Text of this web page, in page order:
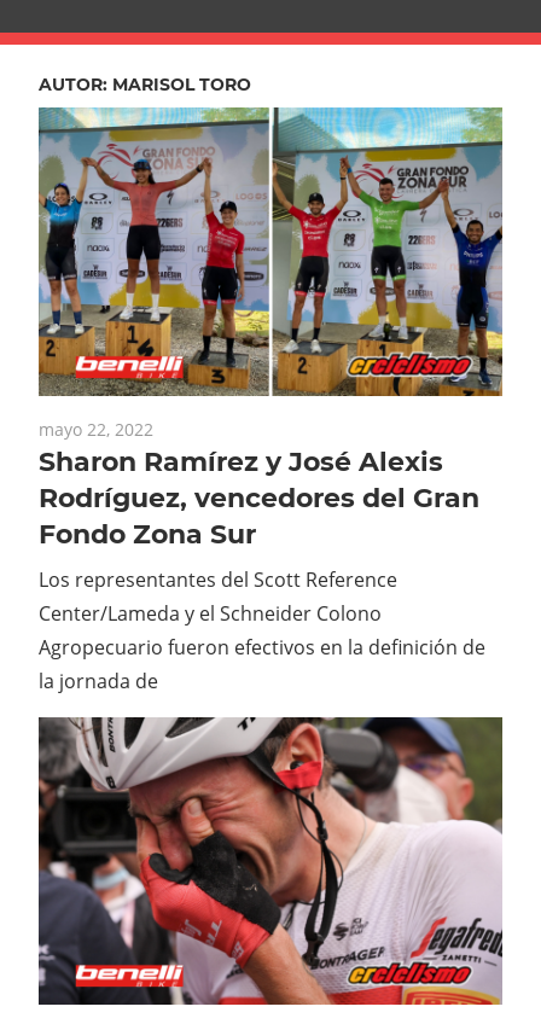
AUTOR: MARISOL TORO
mayo 22, 2022
Sharon Ramírez y José Alexis
Rodríguez, vencedores del Gran
Fondo Zona Sur
Los representantes del Scott Reference
Center/Lameda y el Schneider Colono
Agropecuario fueron efectivos en la definición de
la jornada de